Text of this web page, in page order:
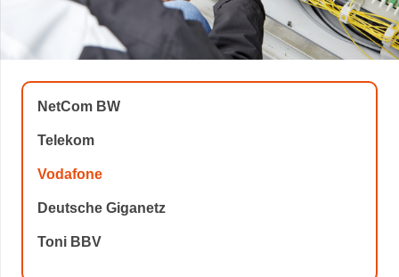
NetCom BW
Telekom
Vodafone
Deutsche Giganetz
Toni BBV